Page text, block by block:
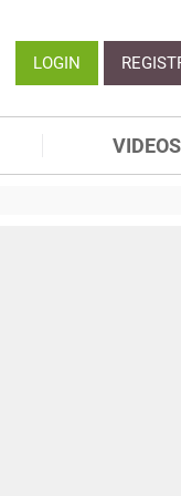
LOGIN
VIDEOS